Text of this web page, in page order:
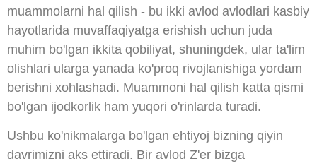
muammolarni hal qilish - bu ikki avlod avlodlari kasbiy
hayotlarida muvaffaqiyatga erishish uchun juda
muhim bo'lgan ikkita qobiliyat, shuningdek, ular ta'lim
olishlari ularga yanada ko'proq rivojlanishiga yordam
berishni xohlashadi. Muammoni hal qilish katta qismi
bo'lgan ijodkorlik ham yuqori o'rinlarda turadi.
Ushbu ko'nikmalarga bo'lgan ehtiyoj bizning qiyin
davrimizni aks ettiradi. Bir avlod Z'er bizga